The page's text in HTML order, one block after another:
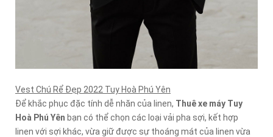
Vest Chú Rể Đẹp 2022 Tuy Hoà Phú Yên
Để khắc phục đặc tính dễ nhăn của linen, Thuê xe máy Tuy
Hoà Phú Yên bạn có thể chọn các loại vải pha sợi, kết hợp
linen với sợi khác, vừa giữ được sự thoáng mát của linen vừa